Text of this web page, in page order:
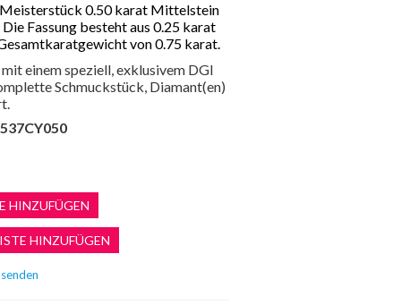
Meisterstück 0.50 karat Mittelstein
Fassung besteht aus 0.25 karat
von 0.75 karat.
einem speziell, exklusivem DGI
Schmuckstück, Diamant(en)